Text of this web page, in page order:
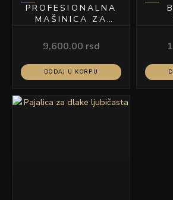
PROFESIONALNA
MAŠINICA ZA
T-ZERO
9,600.00 rsd
DODAJ U KORPU